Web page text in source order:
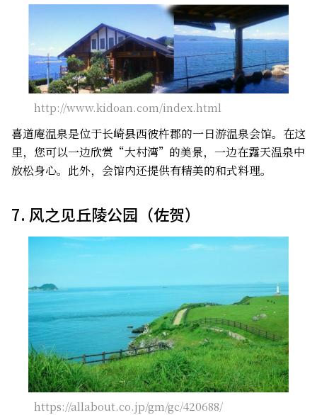
http://www.kidoan.com/index.html
喜道庵温泉是位于长崎县西彼杵郡的一日游温泉会馆。在这
里，您可以一边欣赏“大村湾”的美景，一边在露天温泉中
放松身心。此外，会馆内还提供有精美的和式料理。
7. 风之见丘陵公园（佐贺）
https://allabout.co.jp/gm/gc/420688/